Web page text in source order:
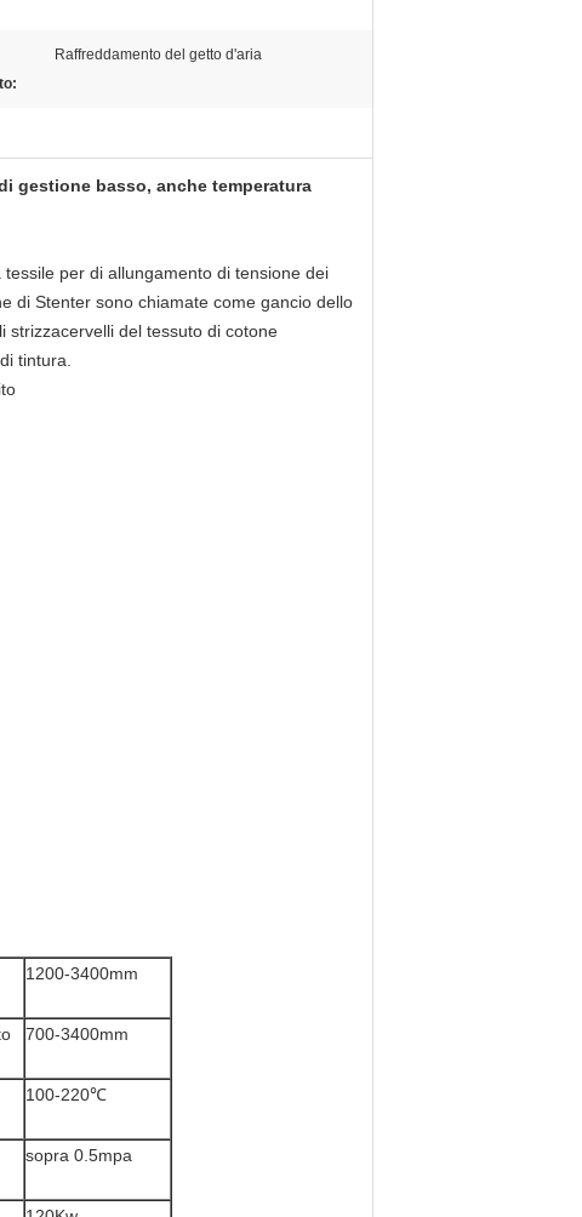
Raffreddamento del getto d'aria
gestione basso, anche temperatura
per di allungamento di tensione dei
di Stenter sono chiamate come gancio dello
strizzacervelli del tessuto di cotone
tintura.
1200-3400mm
700-3400mm
100-220℃
sopra 0.5mpa